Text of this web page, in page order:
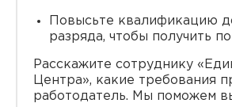
Повысьте квалификацию
разряда, чтобы получить
Расскажите сотруднику
Центра», какие требования
работодатель. Мы поможем